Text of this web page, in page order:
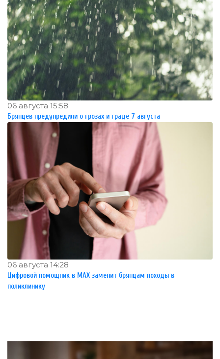
06 августа 15:58
Брянцев предупредили о грозах и граде 7 августа
06 августа 14:28
Цифровой помощник в MAX заменит брянцам походы в
поликлинику